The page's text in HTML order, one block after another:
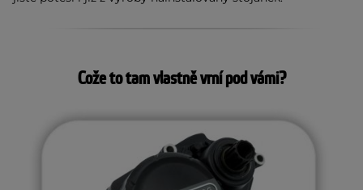
Cože to tam vlastně vrní pod vámi?